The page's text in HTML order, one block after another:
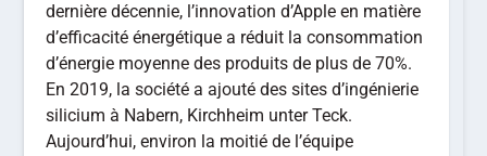
dernière décennie, l’innovation d’Apple en matière
d’efficacité énergétique a réduit la consommation
d’énergie moyenne des produits de plus de 70%.
En 2019, la société a ajouté des sites d’ingénierie
silicium à Nabern, Kirchheim unter Teck.
Aujourd’hui, environ la moitié de l’équipe